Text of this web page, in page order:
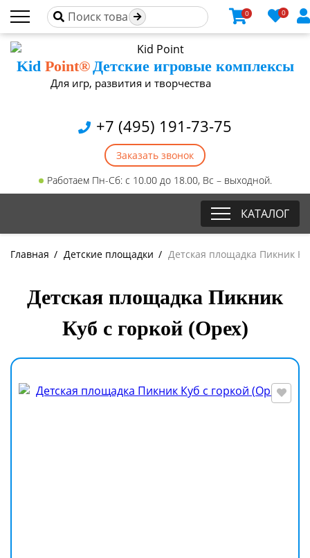
0 0
KidPoint®Детские игровые комплексы
Для игр, развития и творчества
+7 (495) 191-73-75
Заказать звонок
Работаем Пн-Сб: с 10.00 до 18.00, Вс – выходной.
КАТАЛОГ
Главная / Детские площадки / Детская площадка Пикник
Детская площадка Пикник
Куб с горкой (Орех)